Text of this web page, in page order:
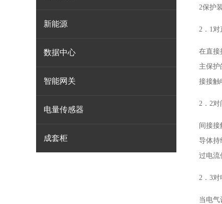
新能源
数据中心
智能网关
电量传感器
成套柜
2保护
2．1
在直接
主保护
接接触
2．2
间接接
导体持
过电流
2．3对
当电气